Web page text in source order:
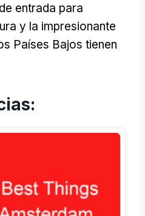
entrada para
y la impresionante
Países Bajos tienen